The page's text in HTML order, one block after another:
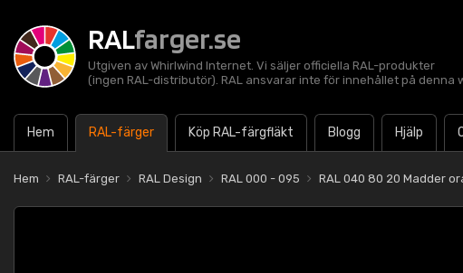
RALfarger.se
Utgiven av Whirlwind Internet. Vi säljer officiella RAL-produkter
(ingen RAL-distributör). RAL ansvarar inte för innehållet på denna
Hem RAL-färger Köp RAL-färgfläkt Blogg Hjälp
Hem RAL-färger RAL Design RAL 000 - 095 RAL 040 80 20 Madder